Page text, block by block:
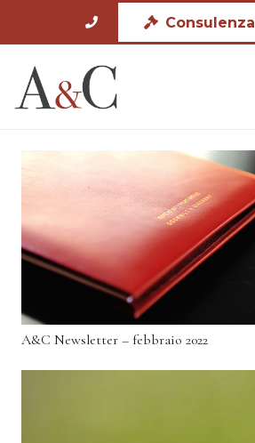
Consulenza
A&C Newsletter – febbraio 2022